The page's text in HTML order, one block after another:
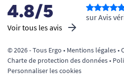
4.8/5
Voir tous les avis
sur Avis
© 2026 - Tous Ergo • Mentions légales•
Charte de protection des données•
Personnaliser les cookies